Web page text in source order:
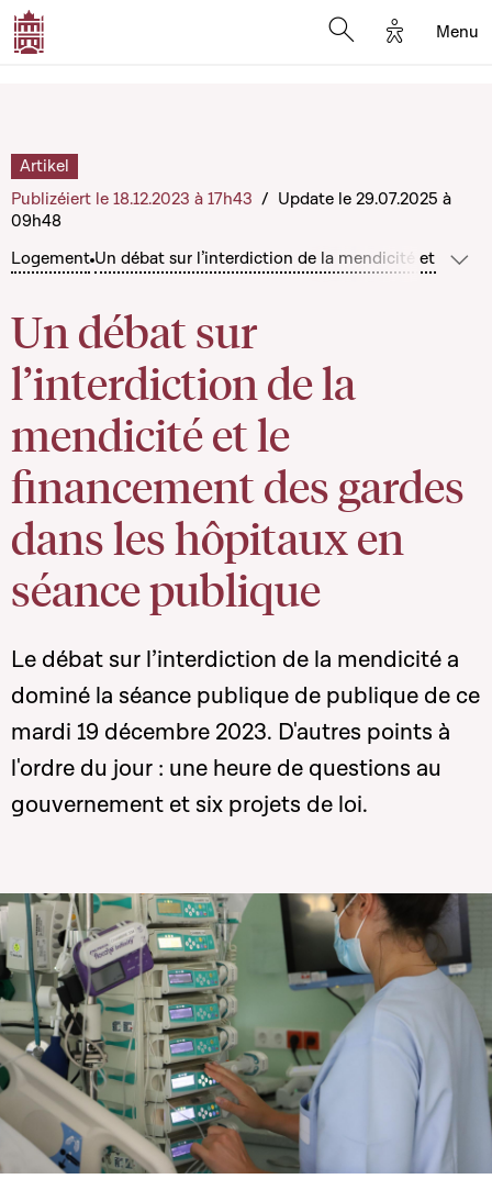
Options
Menu
Logement Un débat sur l’interdiction de la mendicité et le Méi
Un débat sur
l’interdiction de la
mendicité et le
financement des gardes
dans les hôpitaux en
séance publique
Artikel
Publizéiert le 18.12.2023 à 17h43 / Update le 29.07.2025 à
09h48
Le débat sur l’interdiction de la mendicité a
dominé la séance publique de publique de ce
mardi 19 décembre 2023. D'autres points à
l'ordre du jour : une heure de questions au
gouvernement et six projets de loi.